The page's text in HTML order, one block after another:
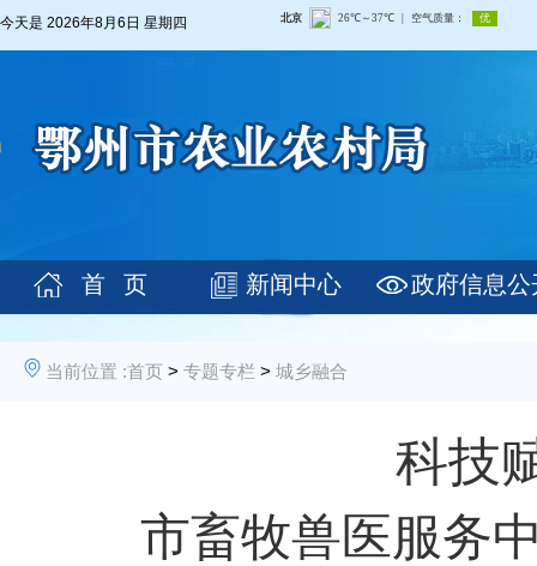
今天是 2026年8月6日 星期四
首 页 新闻中心 政府信息公
当前位置 :首页 > 专题专栏 > 城乡融合
科技
市畜牧兽医服务